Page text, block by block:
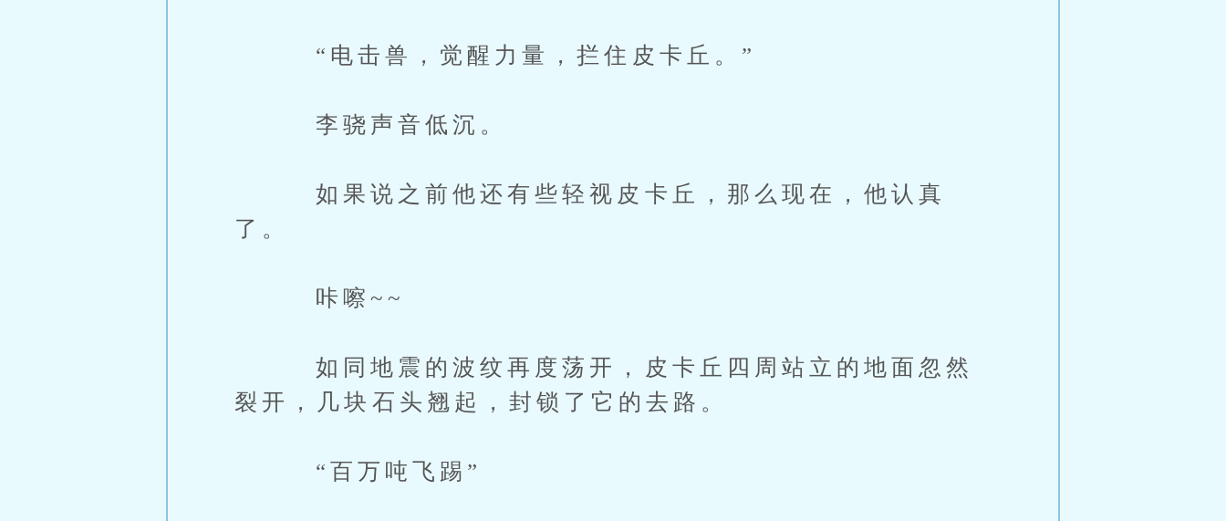
“电击兽，觉醒力量，拦住皮卡丘。”
李骁声音低沉。
如果说之前他还有些轻视皮卡丘，那么现在，他认真
了。
咔嚓~~
如同地震的波纹再度荡开，皮卡丘四周站立的地面忽然
裂开，几块石头翘起，封锁了它的去路。
“百万吨飞踢”